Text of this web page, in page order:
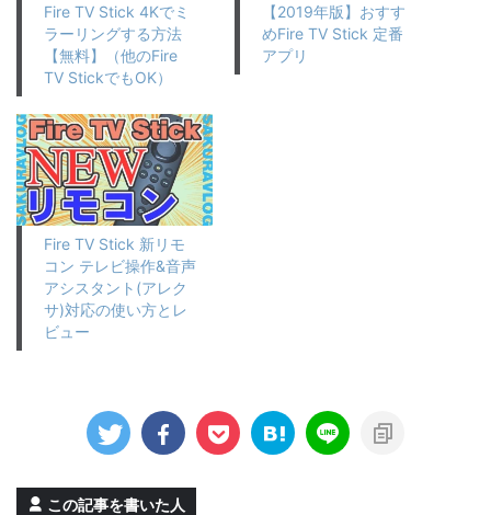
Fire TV Stick 4Kでミ
ラーリングする方法
【無料】（他のFire
TV StickでもOK）
【2019年版】おすす
めFire TV Stick 定番
アプリ
Fire TV Stick 新リモ
コン テレビ操作&音声
アシスタント(アレク
サ)対応の使い方とレ
ビュー
この記事を書いた人